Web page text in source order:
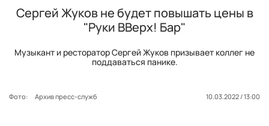
Сергей Жуков не будет повышать цены в
"Руки ВВерх! Бар"
Музыкант и ресторатор Сергей Жуков призывает коллег не
поддаваться панике.
Фото: Архив пресс-служб 10.03.2022 / 13:00